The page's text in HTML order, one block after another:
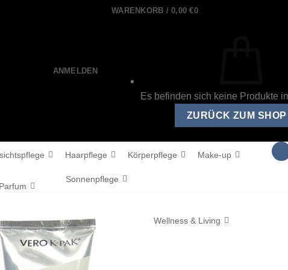
ANMELDEN
WARENKORB /0,00€0
Es befinden sich keine Produkte
ZURÜCK ZUM SHOP
Haarpflege Körperpflege Make-up
Parfum
Sonnenpflege
Wellness & Living